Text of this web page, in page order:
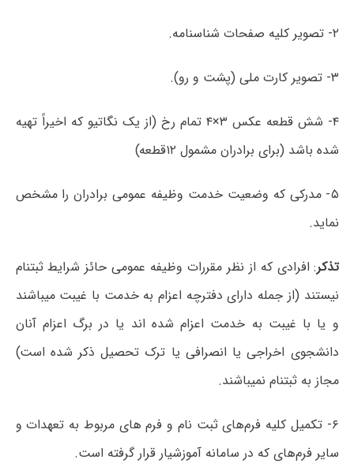
۲- تصویر کلیه صفحات شناسنامه.
۳- تصویر کارت ملی (پشت و رو).
۴- شش قطعه عکس ۳×۴ تمام رخ (از یک نگاتیو که اخیراً تهیه
شده باشد (برای برادران مشمول ۱۲قطعه)
۵- مدرکی که وضعیت خدمت وظیفه عمومی برادران را مشخص
نماید.
تذکر: افرادی که از نظر مقررات وظیفه عمومی حائز شرایط ثبتنام
نیستند (از جمله دارای دفترچه اعزام به خدمت با غیبت میباشند
و یا با غیبت به خدمت اعزام شده اند یا در برگ اعزام آنان
دانشجوی اخراجی یا انصرافی یا ترک تحصیل ذکر شده است)
مجاز به ثبتنام نمیباشند.
۶- تکمیل کلیه فرم‌های ثبت نام و فرم های مربوط به تعهدات و
سایر فرم‌های که در سامانه آموزشیار قرار گرفته است.